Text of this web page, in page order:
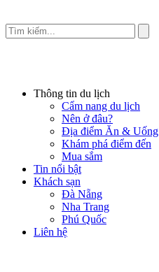
Thông tin du lịch
Cẩm nang du lịch
Nên ở đâu?
Địa điểm Ăn & Uống
Khám phá điểm đến
Mua sắm
Tin nổi bật
Khách sạn
Đà Nẵng
Nha Trang
Phú Quốc
Liên hệ